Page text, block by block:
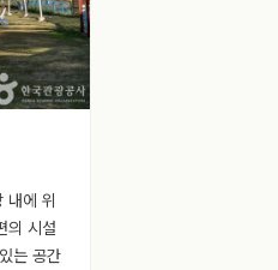
내에 위
의 시설
는 공간